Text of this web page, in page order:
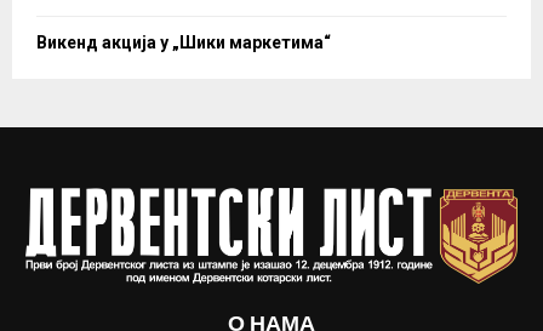
Викенд акција у „Шики маркетима“
О НАМА